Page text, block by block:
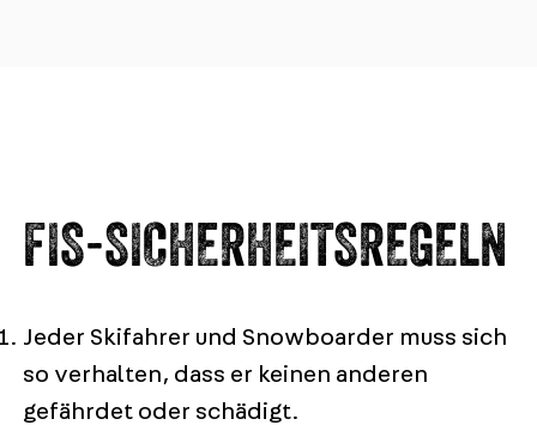
FIS-SICHERHEITSREGELN
Jeder Skifahrer und Snowboarder muss sich
so verhalten, dass er keinen anderen
gefährdet oder schädigt.